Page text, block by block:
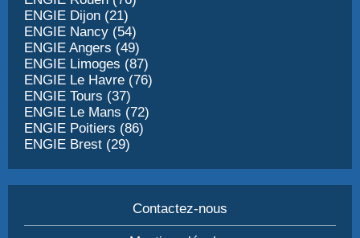
ENGIE Dijon (21)
ENGIE Nancy (54)
ENGIE Angers (49)
ENGIE Limoges (87)
ENGIE Le Havre (76)
ENGIE Tours (37)
ENGIE Le Mans (72)
ENGIE Poitiers (86)
ENGIE Brest (29)
Contactez-nous